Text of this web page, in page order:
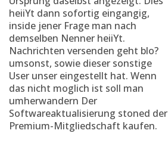
heiiYt dann sofortig eingangig,
inside jener Frage man nach
demselben Nenner heiiYt.
Nachrichten versenden geht blo?
umsonst, sowie dieser sonstige
User unser eingestellt hat. Wenn
das nicht moglich ist soll man
umherwandern Der
Softwareaktualisierung stoned der
Premium-Mitgliedschaft kaufen.